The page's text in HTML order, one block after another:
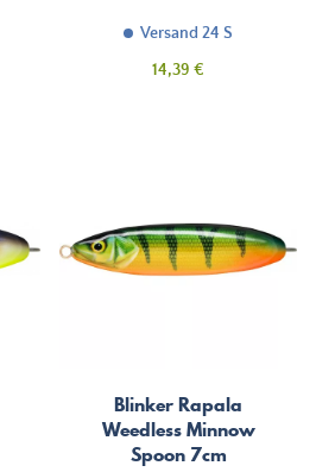
Versand 24 S
Preis
14,39 €
Blinker Rapala
Weedless Minnow
Spoon 7cm